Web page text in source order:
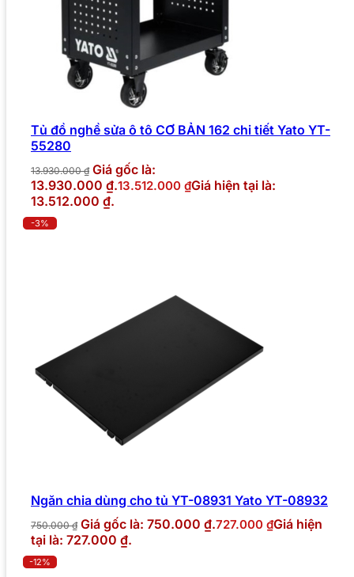
Tủ đồ nghề sửa ô tô CƠ BẢN 162 chi tiết Yato YT-
55280
13.930.000₫ Giá gốc là:
13.930.000 ₫.13.512.000 ₫Giá hiện tại là:
13.512.000 ₫.
-3%
Ngăn chia dùng cho tủ YT-08931 Yato YT-08932
750.000₫ Giá gốc là: 750.000 ₫.727.000 ₫Giá hiện
tại là: 727.000 ₫.
-12%